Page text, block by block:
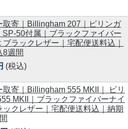
取寄｜Billingham 207｜ビリンガ
SP-50付属｜ブラックファイバー
ブラックレザー｜宅配便送料込｜
8週間
(税込)
取寄｜Billingham 555 MKII｜ ビリ
MKII｜ブラックファイバーナイ
ックレザー｜宅配便送料込｜納期